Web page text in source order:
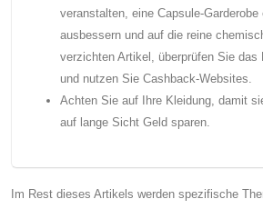
veranstalten, eine Capsule-
ausbessern und auf die reine
verzichten Artikel, überprüfen Sie
und nutzen Sie Cashback-Websites.
Achten Sie auf Ihre Kleidung, damit
auf lange Sicht Geld sparen.
Im Rest dieses Artikels werden spezifische